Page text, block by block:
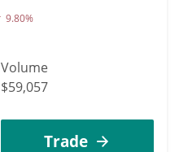
9.80%
Volume
$59,057
Trade